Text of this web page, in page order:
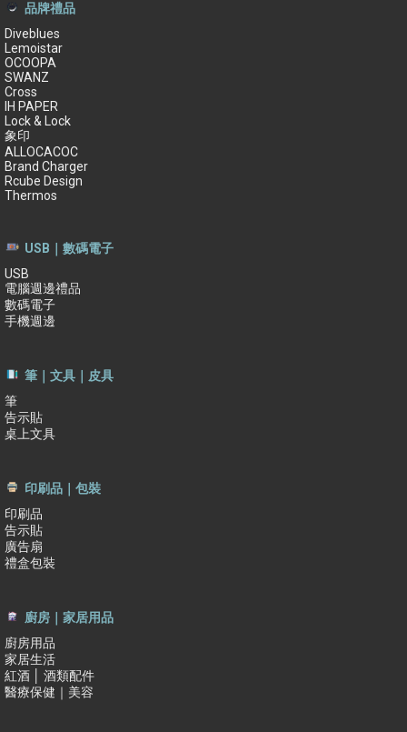
品牌禮品
Diveblues
Lemoistar
OCOOPA
SWANZ
Cross
IH PAPER
Lock & Lock
象印
ALLOCACOC
Brand Charger
Rcube Design
Thermos
USB｜數碼電子
USB
電腦週邊禮品
數碼電子
手機週邊
筆｜文具｜皮具
筆
告示貼
桌上文具
印刷品｜包裝
印刷品
告示貼
廣告扇
禮盒包裝
廚房｜家居用品
廚房用品
家居生活
紅酒 │ 酒類配件
醫療保健｜美容